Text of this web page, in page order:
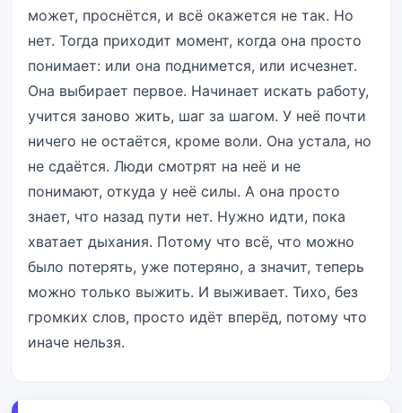
может, проснётся, и всё окажется не так. Но
нет. Тогда приходит момент, когда она просто
понимает: или она поднимется, или исчезнет.
Она выбирает первое. Начинает искать работу,
учится заново жить, шаг за шагом. У неё почти
ничего не остаётся, кроме воли. Она устала, но
не сдаётся. Люди смотрят на неё и не
понимают, откуда у неё силы. А она просто
знает, что назад пути нет. Нужно идти, пока
хватает дыхания. Потому что всё, что можно
было потерять, уже потеряно, а значит, теперь
можно только выжить. И выживает. Тихо, без
громких слов, просто идёт вперёд, потому что
иначе нельзя.